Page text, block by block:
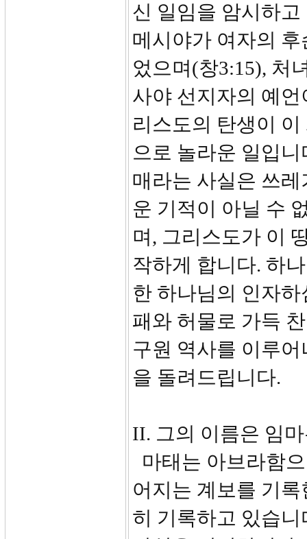
신 일임을 암시하고
메시야가 여자의
었으며(창3:15), 처
사야 선지자의 예
리스도의 탄생이
으로 놀라운 일입
매라는 사실은 쓰
운 기적이 아닐 수
며, 그리스도가 이
작하게 합니다. 하
한 하나님의 인자
패와 허물로 가득
구원 역사를 이루
을 돌려드립니다.
II. 그의 이름은 임
마태는 아브라함
어지는 계보를 기
히 기록하고 있습